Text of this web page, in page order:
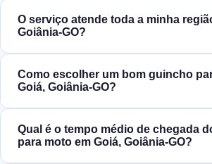
O serviço atende toda a minha
Goiânia‑GO?
Como escolher um bom guincho
Goiá, Goiânia‑GO?
Qual é o tempo médio de chegada
para moto em Goiá, Goiânia‑GO?